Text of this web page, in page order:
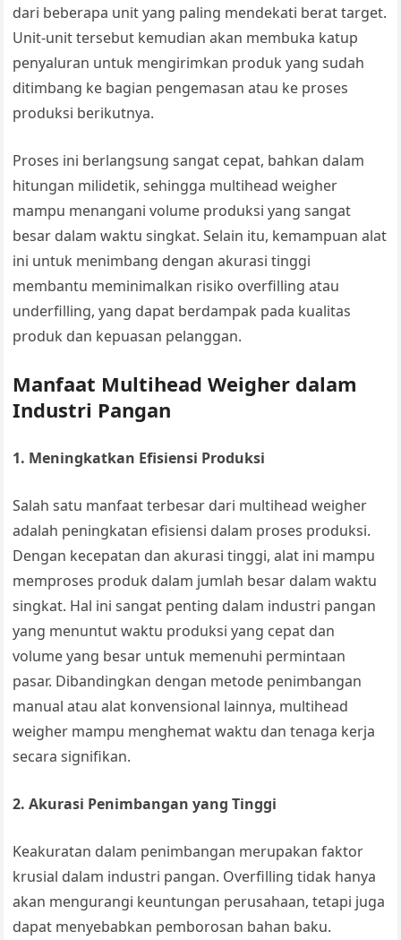
dari beberapa unit yang paling mendekati berat target.
Unit-unit tersebut kemudian akan membuka katup
penyaluran untuk mengirimkan produk yang sudah
ditimbang ke bagian pengemasan atau ke proses
produksi berikutnya.
Proses ini berlangsung sangat cepat, bahkan dalam
hitungan milidetik, sehingga multihead weigher
mampu menangani volume produksi yang sangat
besar dalam waktu singkat. Selain itu, kemampuan alat
ini untuk menimbang dengan akurasi tinggi
membantu meminimalkan risiko overfilling atau
underfilling, yang dapat berdampak pada kualitas
produk dan kepuasan pelanggan.
Manfaat Multihead Weigher dalam
Industri Pangan
1. Meningkatkan Efisiensi Produksi
Salah satu manfaat terbesar dari multihead weigher
adalah peningkatan efisiensi dalam proses produksi.
Dengan kecepatan dan akurasi tinggi, alat ini mampu
memproses produk dalam jumlah besar dalam waktu
singkat. Hal ini sangat penting dalam industri pangan
yang menuntut waktu produksi yang cepat dan
volume yang besar untuk memenuhi permintaan
pasar. Dibandingkan dengan metode penimbangan
manual atau alat konvensional lainnya, multihead
weigher mampu menghemat waktu dan tenaga kerja
secara signifikan.
2. Akurasi Penimbangan yang Tinggi
Keakuratan dalam penimbangan merupakan faktor
krusial dalam industri pangan. Overfilling tidak hanya
akan mengurangi keuntungan perusahaan, tetapi juga
dapat menyebabkan pemborosan bahan baku.